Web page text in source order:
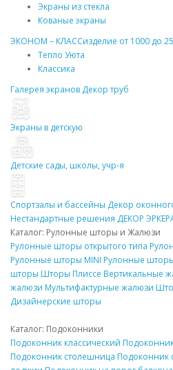
Экраны из стекла
Кованые экраны
ЭКОНОМ – КЛАССизделие от 1000 до
Тепло Уюта
Классика
Галерея экранов Декортруб
Экраны в детскую
Детские сады, школы, учр-я
Спортзалы и бассейны Декор
Нестандартные решения ДЕКОР
Каталог: Рулонные шторы и Жалюзи
Рулонные шторы открытого типа
Рулонные шторы MINI Рулонные
шторы Шторы Плиссе Вертикальные
жалюзи Мультифактурные жалюзи
Дизайнерские шторы
Каталог: Подоконники
Подоконник классический
Подоконник столешница Подоконник